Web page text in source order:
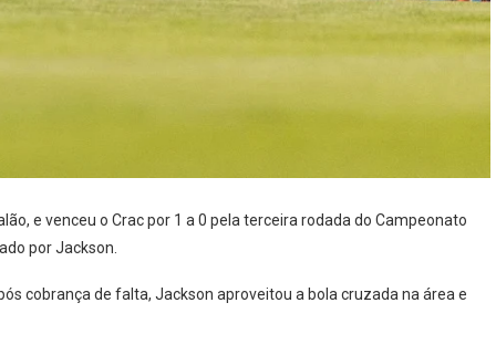
e venceu o Crac por 1 a 0 pela terceira rodada do Campeonato
por Jackson.
cobrança de falta, Jackson aproveitou a bola cruzada na área e